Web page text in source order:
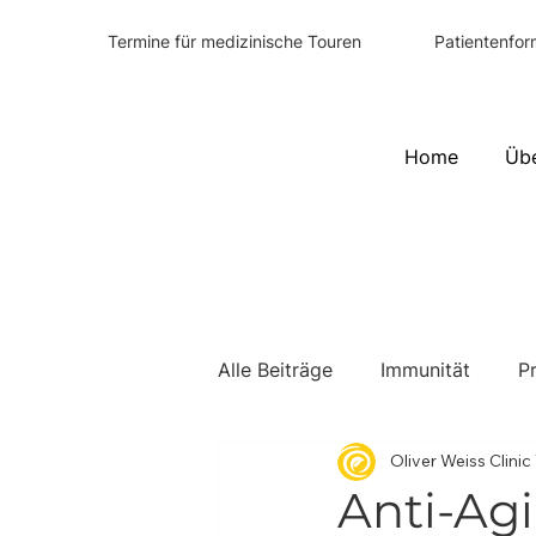
Termine für medizinische Touren
Home
Alle Beiträge Immunität
Anti-
Oliver Weiss Clinic